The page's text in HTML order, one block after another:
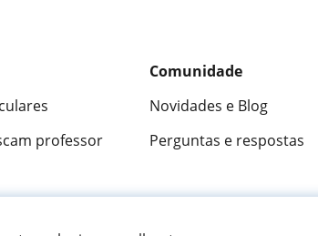
professor
Comunidade
Novidades e Blog
Perguntas e respostas